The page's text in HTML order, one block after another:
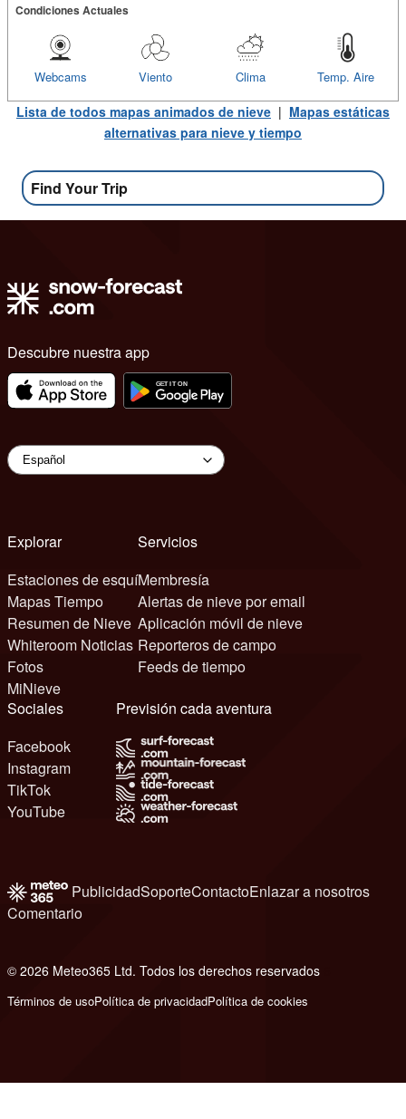
Condiciones Actuales
Temp. Aire
Clima
Viento
Webcams
Lista de todos mapas animados de nieve | Mapas estáticas
alternativas para nieve y tiempo
Find Your Trip
Descubre nuestra app
Explorar
Estaciones de esquí
Mapas Tiempo
Resumen de Nieve
Whiteroom Noticias
Fotos
MiNieve
Servicios
Membresía
Alertas de nieve por email
Aplicación móvil de nieve
Reporteros de campo
Feeds de tiempo
Sociales
Facebook
Instagram
TikTok
YouTube
Previsión cada aventura
PublicidadSoporteContactoEnlazar a nosotros
Comentario
© 2026 Meteo365 Ltd. Todos los derechos reservados
Términos de usoPolítica de privacidadPolítica de cookies